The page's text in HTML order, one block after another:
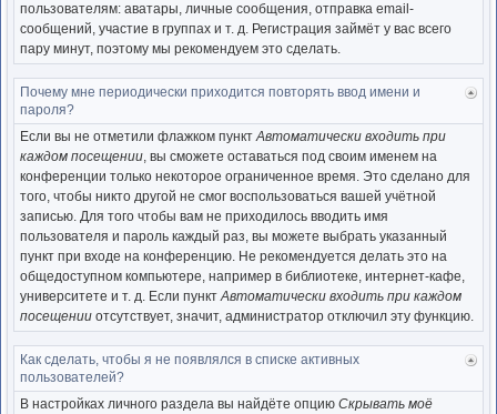
пользователям: аватары, личные сообщения, отправка email-
сообщений, участие в группах и т. д. Регистрация займёт у вас всего
пару минут, поэтому мы рекомендуем это сделать.
Почему мне периодически приходится повторять ввод имени и
пароля?
Если вы не отметили флажком пунктАвтоматически входить при
каждом посещении, вы сможете оставаться под своим именем на
конференции только некоторое ограниченное время. Это сделано для
того, чтобы никто другой не смог воспользоваться вашей учётной
записью. Для того чтобы вам не приходилось вводить имя
пользователя и пароль каждый раз, вы можете выбрать указанный
пункт при входе на конференцию. Не рекомендуется делать это на
общедоступном компьютере, например в библиотеке, интернет-кафе,
университете и т. д. Если пунктАвтоматически входить при каждом
посещении отсутствует, значит, администратор отключил эту функцию.
Как сделать, чтобы я не появлялся в списке активных
пользователей?
В настройках личного раздела вы найдёте опцию Скрывать моё